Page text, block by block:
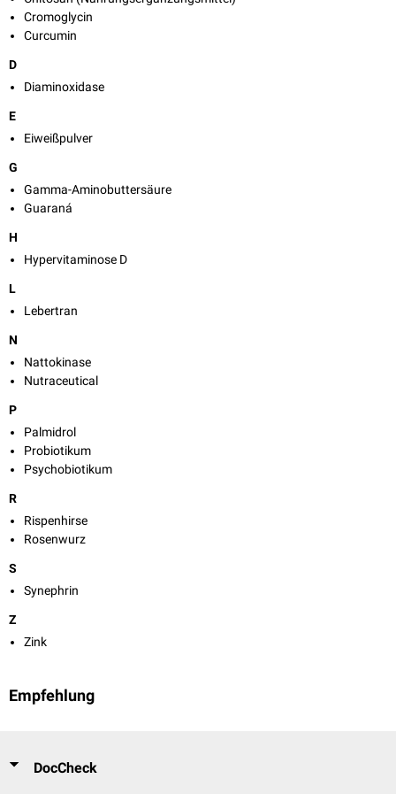
Cromoglycin
Curcumin
D
Diaminoxidase
E
Eiweißpulver
G
Gamma-Aminobuttersäure
Guaraná
H
Hypervitaminose D
L
Lebertran
N
Nattokinase
Nutraceutical
P
Palmidrol
Probiotikum
Psychobiotikum
R
Rispenhirse
Rosenwurz
S
Synephrin
Z
Zink
Empfehlung
DocCheck